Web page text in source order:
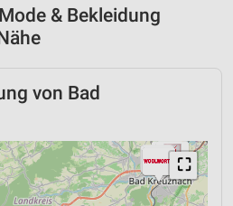
& Bekleidung
von Bad
⛶